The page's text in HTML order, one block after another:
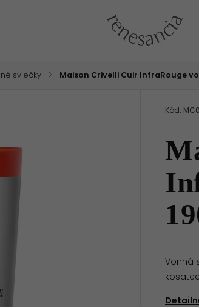
sviečky / Maison Crivelli Cuir InfraRouge
Kód:
Vonná